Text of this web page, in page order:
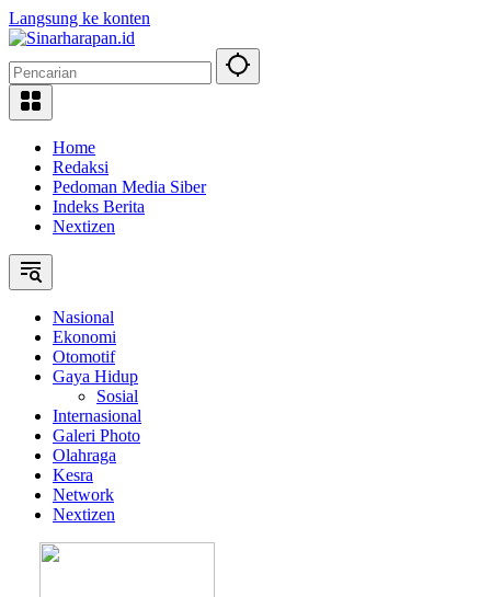
Langsung ke konten
Home
Redaksi
Pedoman Media Siber
Indeks Berita
Nextizen
Nasional
Ekonomi
Otomotif
Gaya Hidup
Sosial
Internasional
Galeri Photo
Olahraga
Kesra
Network
Nextizen